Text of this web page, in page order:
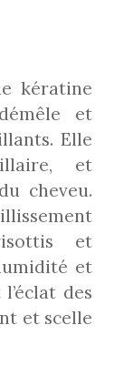
et
Elle
et
cheveu.
et
et
des
et scelle